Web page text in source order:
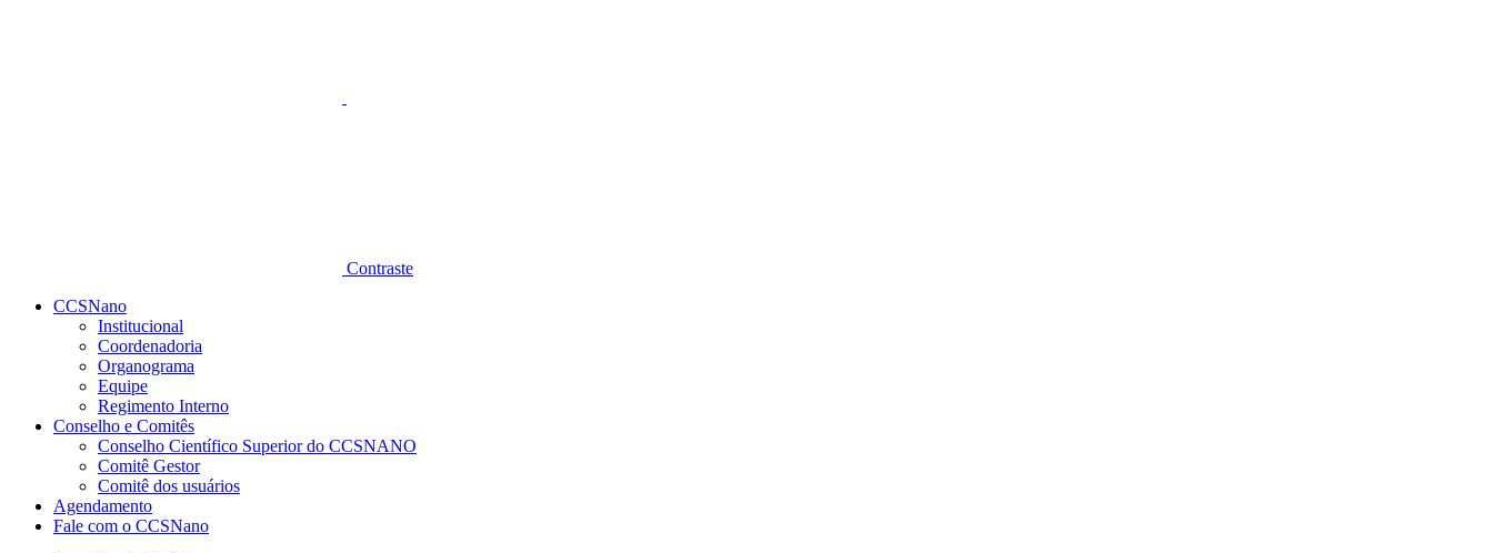
Contraste
CCSNano
Institucional
Coordenadoria
Organograma
Equipe
Regimento Interno
Conselho e Comitês
Conselho Científico Superior do CCSNANO
Comitê Gestor
Comitê dos usuários
Agendamento
Fale com o CCSNano